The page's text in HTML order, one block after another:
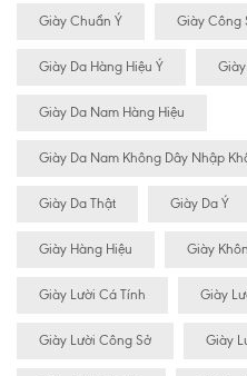
Giày Chuẩn Ý Giày Công
Giày Da Hàng Hiệu Ý
Giày Da Nam Hàng Hiệu
Giày Da Nam Không Dây Nhập
Giày Da Thật Giày Da Ý
Giày Hàng Hiệu Giày
Giày Lười Cá Tính Giày
Giày Lười Công Sở Giày